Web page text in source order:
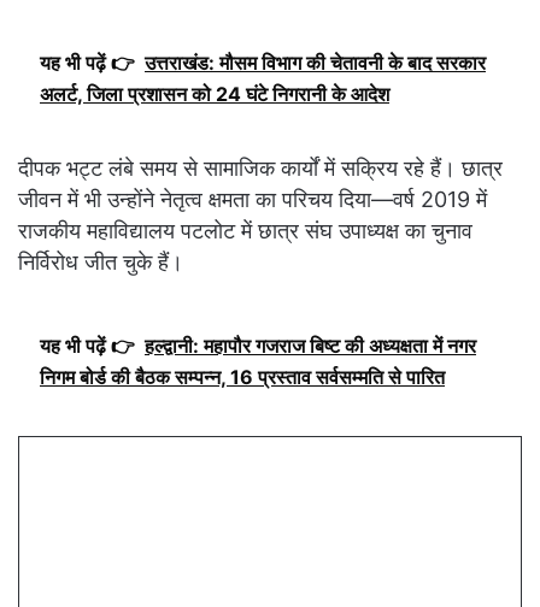
यह भी पढ़ें 👉 उत्तराखंड: मौसम विभाग की चेतावनी के बाद सरकार
अलर्ट, जिला प्रशासन को 24 घंटे निगरानी के आदेश
दीपक भट्ट लंबे समय से सामाजिक कार्यों में सक्रिय रहे हैं। छात्र
जीवन में भी उन्होंने नेतृत्व क्षमता का परिचय दिया—वर्ष 2019 में
राजकीय महाविद्यालय पटलोट में छात्र संघ उपाध्यक्ष का चुनाव
निर्विरोध जीत चुके हैं।
यह भी पढ़ें 👉 हल्द्वानी: महापौर गजराज बिष्ट की अध्यक्षता में नगर
निगम बोर्ड की बैठक सम्पन्न, 16 प्रस्ताव सर्वसम्मति से पारित